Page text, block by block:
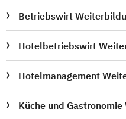
Betriebswirt
Hotelbetriebswirt
Hotelmanagement
Küche und